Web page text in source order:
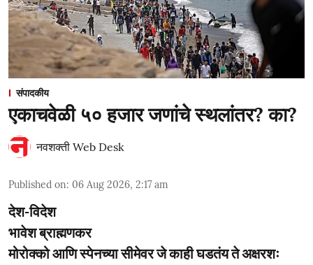
संपादकीय
एकाचवेळी ५० हजार जणांचे स्थलांतर? का?
नवशक्ती Web Desk
Published on: 06 Aug 2026, 2:17 am
देश-विदेश
भावेश ब्राह्मणकर
मोरोक्को आणि स्पेनच्या सीमेवर जे काही घडतंय ते अक्षरशः